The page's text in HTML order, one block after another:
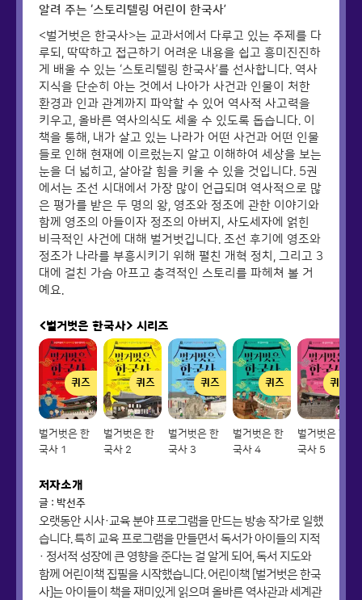
알려 주는 ‘스토리텔링 어린이 한국사’
<벌거벗은 한국사>는 교과서에서 다루고 있는 주제를 다
루되, 딱딱하고 접근하기 어려운 내용을 쉽고 흥미진진하
게 배울 수 있는 ‘스토리텔링 한국사’를 선사합니다. 역사
지식을 단순히 아는 것에서 나아가 사건과 인물이 처한
환경과 인과 관계까지 파악할 수 있어 역사적 사고력을
키우고, 올바른 역사의식도 세울 수 있도록 돕습니다. 이
책을 통해, 내가 살고 있는 나라가 어떤 사건과 어떤 인물
들로 인해 현재에 이르렀는지 알고 이해하여 세상을 보는
눈을 더 넓히고, 살아갈 힘을 키울 수 있을 것입니다. 5권
에서는 조선 시대에서 가장 많이 언급되며 역사적으로 많
은 평가를 받은 두 명의 왕, 영조와 정조에 관한 이야기와
함께 영조의 아들이자 정조의 아버지, 사도세자에 얽힌
비극적인 사건에 대해 벌거벗깁니다. 조선 후기에 영조와
정조가 나라를 부흥시키기 위해 펼친 개혁 정치, 그리고 3
대에 걸친 가슴 아프고 충격적인 스토리를 파헤쳐 볼 거
예요.
<벌거벗은 한국사> 시리즈
퀴즈
벌거벗은 한
국사 1
퀴즈
벌거벗은 한
국사 2
퀴즈
벌거벗은 한
국사 3
퀴즈
벌거벗은 한
국사 4
퀴즈
벌거벗은 한
국사 5
저자소개
글 : 박선주
오랫동안 시사·교육 분야 프로그램을 만드는 방송 작가로 일했
습니다. 특히 교육 프로그램을 만들면서 독서가 아이들의 지적
· 정서적 성장에 큰 영향을 준다는 걸 알게 되어, 독서 지도와
함께 어린이책 집필을 시작했습니다. 어린이책 [벌거벗은 한국
사]는 아이들이 책을 재미있게 읽으며 올바른 역사관과 세계관